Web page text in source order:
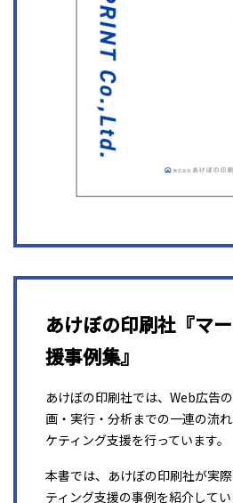
あけぼの印刷社『マ
援事例集』
あけぼの印刷社では、Web広告
画・実行・分析までの一連の流
ケティング支援を行っています。
本書では、あけぼの印刷社が実
ティング支援の事例を紹介して